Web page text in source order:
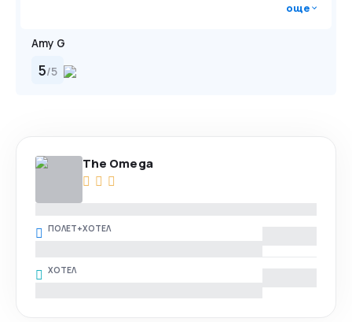
Amy G
5/5
още
The Omega
ПОЛЕТ+ХОТЕЛ
ХОТЕЛ